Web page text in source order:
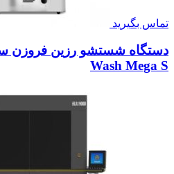
تماس بگیرید
Wash Mega S